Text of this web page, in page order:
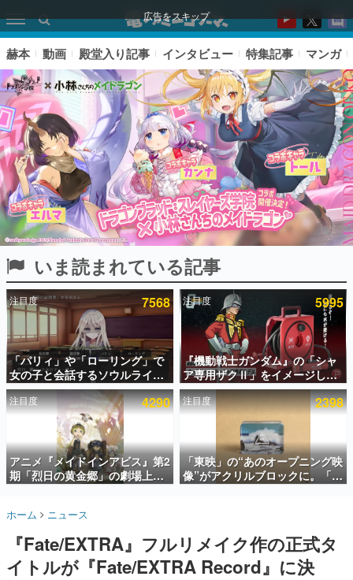
広告をスキップ
ピックアップ
電ファミのいま読まれている記事ランキング
アプリセール情報
インタビュー
連載・特集一覧
殿堂入り記事
SNS拡散数が数千以上！ ページビュー数万以上！ などな
ど。多くの人々に読まれた、電ファミ渾身の“殿堂入り”記
事をまとめました。
名作ゲームクリエイターの方々に製作時のエピソードをお
きます。
赫本
赫本 動画 殿堂入り記事 インタビュー 特集記事 マンガ
いま読まれている記事
注目度 7568
「パリィ」や「ローリング」で
女の子と会話するソウルライク
恋愛ゲーム『小早川さんはソウ
ルライク』無料公開。返事に失
敗すると「YOU DIED」
注目度 5995
『機動戦士ガンダム』の「シャ
ア専用ザクⅡ」をイメージした
散水ホースリールが予約開始。
本体にはシャアのパーソナルマ
ークやジオン公国軍のエンブレ
ム、型式番号などを配置
注目度 4290
アニメ『メイドインアビス』第2
期「烈日の黄金郷」の劇場上映
が決定！レグ役・伊瀬茉莉也さ
注目度 2398
「東映」の“あのオープニング映
像”がアクリルブロックに。「東
映ヒストリカル グッズコレクシ
ホーム ニュース
『Fate/EXTRA』フルリメイク作の正式タ
イトルが『Fate/EXTRA Record』に決